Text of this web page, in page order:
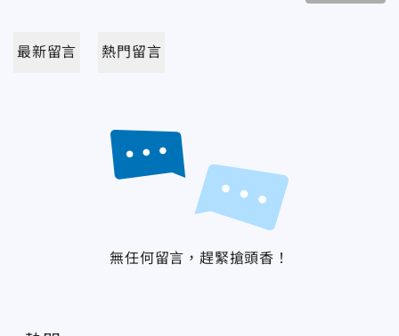
最新留言 熱門留言
無任何留言，趕緊搶頭香！